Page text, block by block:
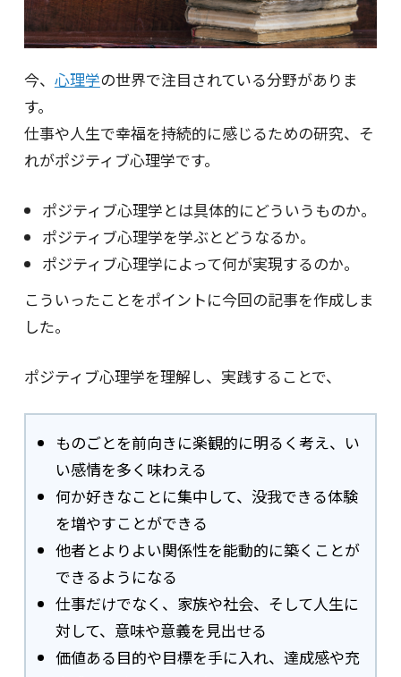
今、 心理学の世界で注目されている分野がありま
す。
仕事や人生で幸福を持続的に感じるための研究、そ
れがポジティブ心理学です。
ポジティブ心理学とは具体的にどういうものか。
ポジティブ心理学を学ぶとどうなるか。
ポジティブ心理学によって何が実現するのか。
こういったことをポイントに今回の記事を作成しま
した。
ポジティブ心理学を理解し、実践することで、
ものごとを前向きに楽観的に明るく考え、い
い感情を多く味わえる
何か好きなことに集中して、没我できる体験
を増やすことができる
他者とよりよい関係性を能動的に築くことが
できるようになる
仕事だけでなく、家族や社会、そして人生に
対して、意味や意義を見出せる
価値ある目的や目標を手に入れ、達成感や充